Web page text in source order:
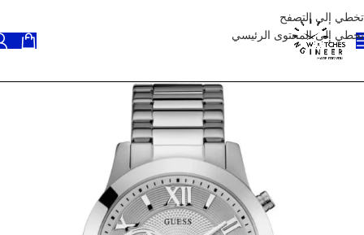
تخطي إلى التصفح
تخطي إلى المحتوى الرئيسي